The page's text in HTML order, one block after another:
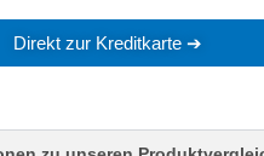
Direkt zur Kreditkarte ➔